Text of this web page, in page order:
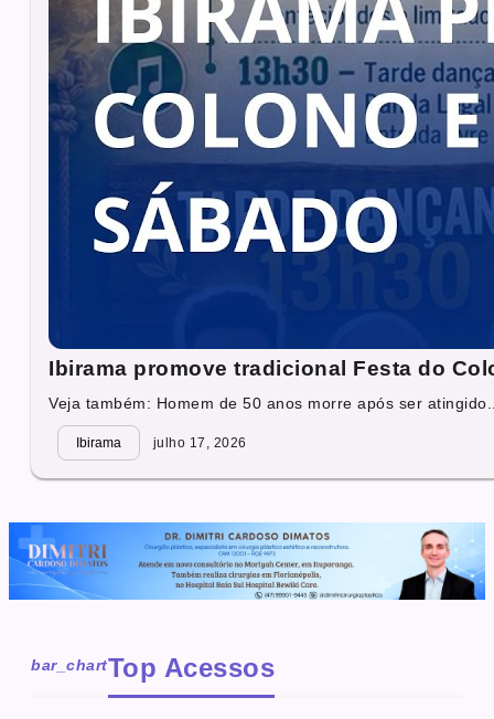
Ibirama promove tradicional Festa do
Veja também: Homem de 50 anos morre após ser
Ibirama julho 17, 2026
bar_chartTop Acessos